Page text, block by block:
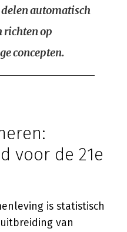
automatisch
richten op
concepten.
voor de 21e
is statistisch
van